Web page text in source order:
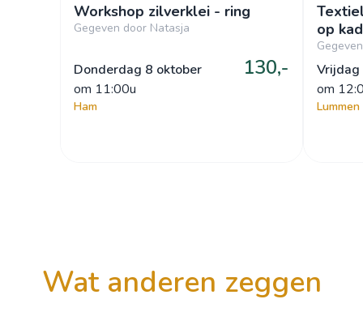
Workshop zilverklei - ring
Gegeven door Natasja
Donderdag 8 oktober
om 11:00u
130,-
Ham
op
om
Lummen
wat anderen zeggen